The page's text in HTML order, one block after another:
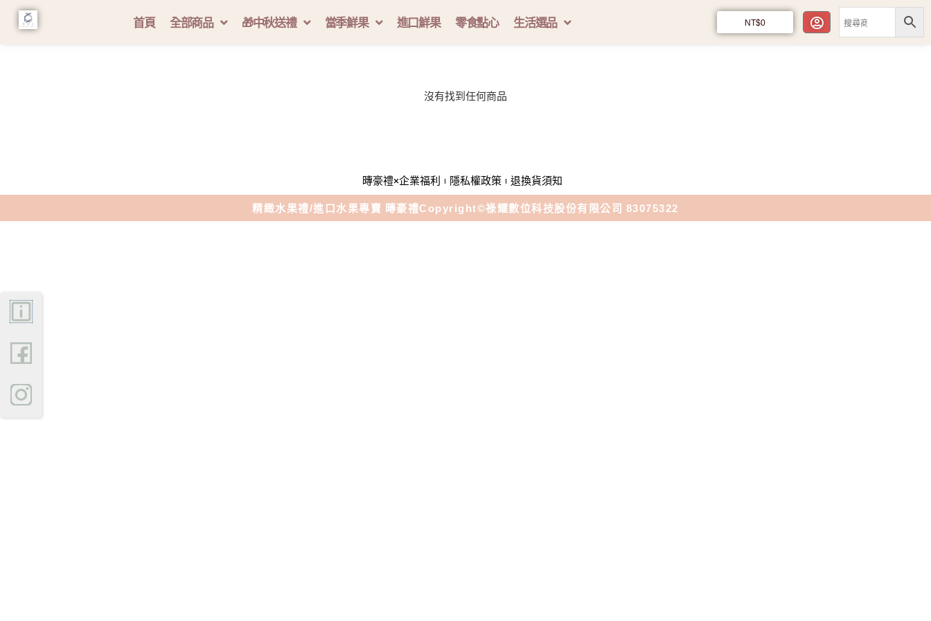
首頁 全部商品 🎁中秋送禮 當季鮮果 進口鮮果 零食點心 生活選品 NT$0
沒有找到任何商品
暷豪禮×企業福利 隱私權政策 退換貨須知
精緻水果禮/進口水果專賣 暷豪禮Copyright©祿耀數位科技股份有限公司 83075322